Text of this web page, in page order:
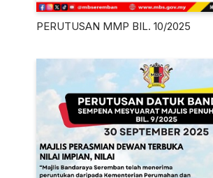
PERUTUSAN MMP BIL. 10/2025